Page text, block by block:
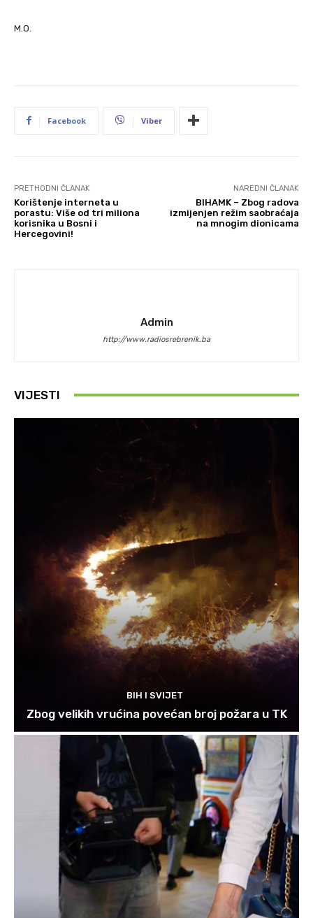
M.O.
Facebook Viber
PRETHODNI ČLANAK
Korištenje interneta u
porastu: Više od tri miliona
korisnika u Bosni i
Hercegovini!
NAREDNI ČLANAK
BIHAMK – Zbog radova
izmijenjen režim saobraćaja
na mnogim dionicama
Admin
http://www.radiosrebrenik.ba
VIJESTI
BIH I SVIJET
Zbog velikih vrućina povećan broj požara u TK